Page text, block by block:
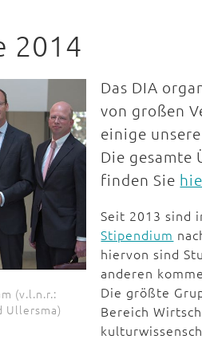
2014
(v.l.n.r.:
Ullersma)
Das DIA
von großen
einige
Die gesamte
finden Sie
Seit 2013 sind
Stipendium
hiervon sind
anderen
Die größte
Bereich